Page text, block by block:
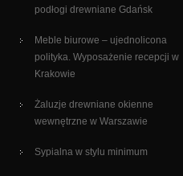
podłogi drewniane Gdańsk
Meble biurowe – ujednolicona
polityka. Wyposażenie recepcji w
Krakowie
Żaluzje drewniane okienne
wewnętrzne w Warszawie
Sypialna w stylu minimum